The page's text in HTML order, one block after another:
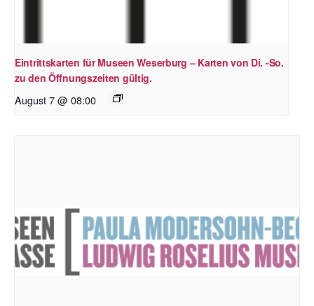
Eintrittskarten für Museen Weserburg – Karten von Di. -So.
zu den Öffnungszeiten gültig.
August 7 @ 08:00